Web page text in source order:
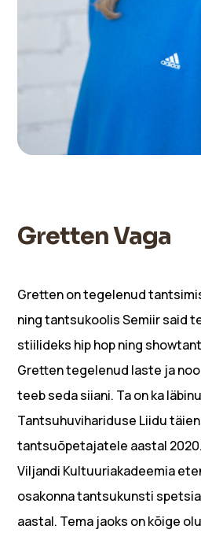
Gretten Vaga
Gretten on tegelenud
ning tantsukoolis Semiir said
stiilideks hip hop ning
Gretten tegelenud laste ja
teeb seda siiani. Ta on ka
Tantsuhuvihariduse Liidu
tantsuõpetajatele aastal
Viljandi Kultuuriakadeemia
osakonna tantsukunsti
aastal. Tema jaoks on kõige